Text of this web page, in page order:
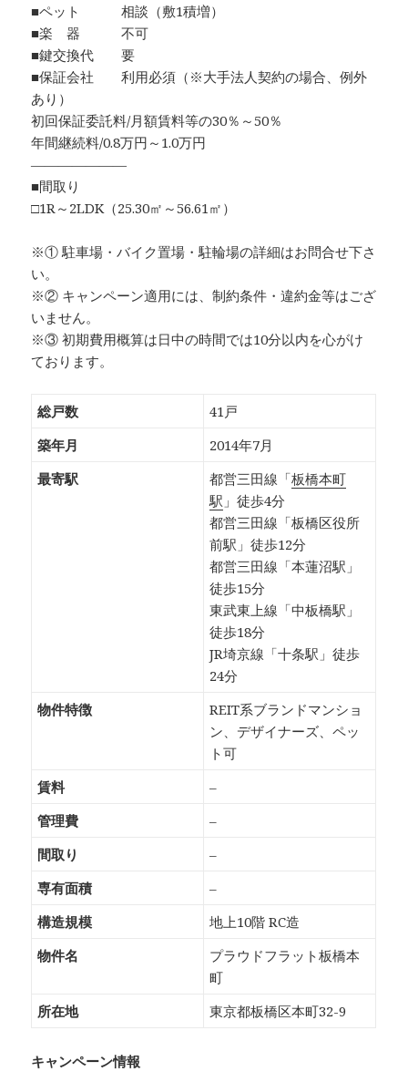
■ペット 相談（敷1積増）
■楽 器 不可
■鍵交換代 要
■保証会社 利用必須（※大手法人契約の場合、例外
あり）
初回保証委託料/月額賃料等の30％～50％
年間継続料/0.8万円～1.0万円
―――――――
■間取り
□1R～2LDK（25.30㎡～56.61㎡）
※① 駐車場・バイク置場・駐輪場の詳細はお問合せ下さ
い。
※② キャンペーン適用には、制約条件・違約金等はござ
いません。
※③ 初期費用概算は日中の時間では10分以内を心がけ
ております。
総戸数
41戸
築年月
2014年7月
最寄駅
都営三田線「板橋本町
駅 」徒歩4分
都営三田線「板橋区役所
前駅」徒歩12分
都営三田線「本蓮沼駅」
徒歩15分
東武東上線「中板橋駅」
徒歩18分
JR埼京線「十条駅」徒歩
24分
物件特徴
REIT系ブランドマンショ
ン、デザイナーズ、ペッ
ト可
賃料
–
管理費
–
間取り
–
専有面積
–
構造規模
地上10階 RC造
物件名
プラウドフラット板橋本
町
所在地
東京都板橋区本町32-9
キャンペーン情報